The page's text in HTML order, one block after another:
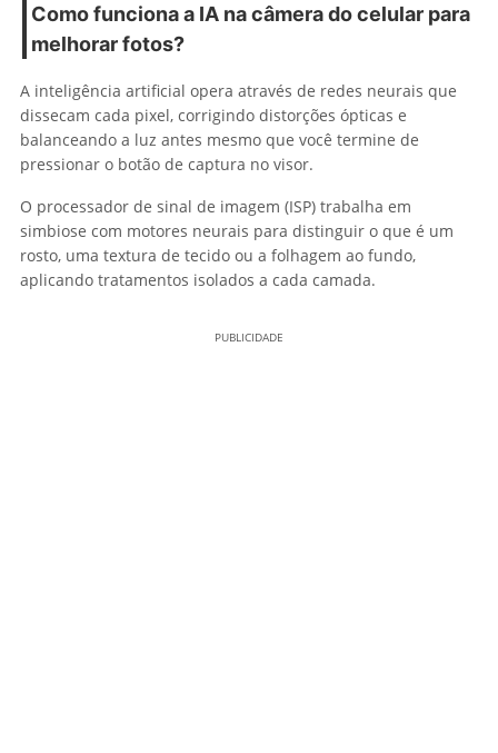
Como funciona a IA na câmera do celular para
melhorar fotos?
A inteligência artificial opera através de redes neurais que
dissecam cada pixel, corrigindo distorções ópticas e
balanceando a luz antes mesmo que você termine de
pressionar o botão de captura no visor.
O processador de sinal de imagem (ISP) trabalha em
simbiose com motores neurais para distinguir o que é um
rosto, uma textura de tecido ou a folhagem ao fundo,
aplicando tratamentos isolados a cada camada.
PUBLICIDADE